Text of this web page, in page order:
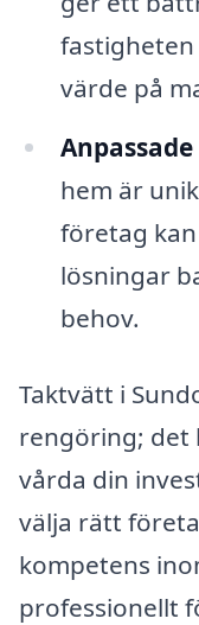
fastigheten
värde på
hem är
företag
lösningar
behov.
Taktvätt i
rengöring; det
vårda din
välja rätt
kompetens
professionellt